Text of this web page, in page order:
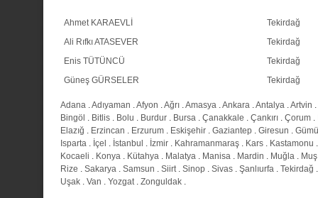
Ahmet KARAEVLİ
Tekirdağ
Ali Rıfkı ATASEVER
Tekirdağ
Enis TÜTÜNCÜ
Tekirdağ
Güneş GÜRSELER
Tekirdağ
Adana .Adıyaman .Afyon .Ağrı .Amasya .Ankara .Antalya .Artvin .
Bingöl . Bitlis . Bolu . Burdur . Bursa . Çanakkale . Çankırı . Çorum .
Elazığ . Erzincan . Erzurum . Eskişehir . Gaziantep . Giresun .
Isparta . İçel . İstanbul . İzmir . Kahramanmaraş . Kars . Kastamonu
Kocaeli . Konya . Kütahya . Malatya . Manisa . Mardin . Muğla . Muş
Rize . Sakarya . Samsun . Siirt. Sinop . Sivas . Şanlıurfa . Tekirdağ
Uşak . Van . Yozgat. Zonguldak .